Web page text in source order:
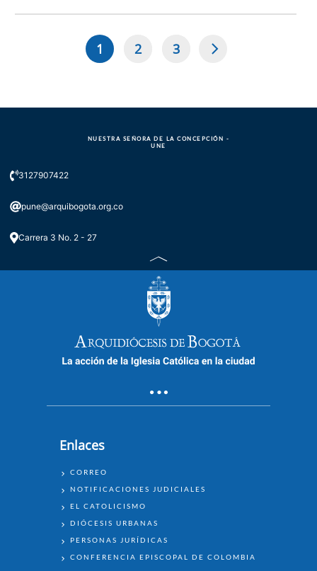
Paginación
Página
1 Page
2 Page
3
NUESTRA SEÑORA DE LA CONCEPCIÓN -
UNE
3127907422
pune@arquibogota.org.co
Carrera 3 No. 2 - 27
Enlaces
ENLACES
CORREO
NOTIFICACIONES JUDICIALES
EL CATOLICISMO
DIÓCESIS URBANAS
PERSONAS JURÍDICAS
CONFERENCIA EPISCOPAL DE COLOMBIA